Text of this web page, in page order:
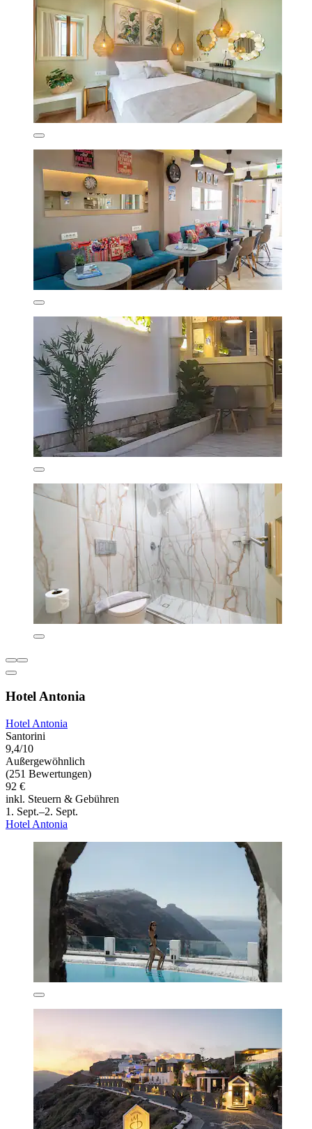
Hotel Antonia
Hotel Antonia
Santorini
9,4/10
Außergewöhnlich
(251 Bewertungen)
92 €
inkl. Steuern & Gebühren
1. Sept.–2. Sept.
Hotel Antonia